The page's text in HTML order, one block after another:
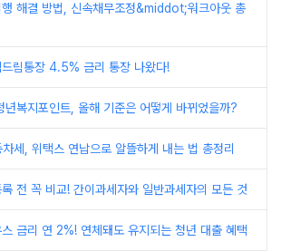
행 해결 방법, 신속채무조정&middot;워크아웃 총
드림통장 4.5% 금리 통장 나왔다!
년복지포인트, 올해 기준은 어떻게 바뀌었을까?
세, 위택스 연납으로 알뜰하게 내는 법 총정리
전 꼭 비교! 간이과세자와 일반과세자의 모든 것
금리 연 2%! 연체돼도 유지되는 청년 대출 혜택